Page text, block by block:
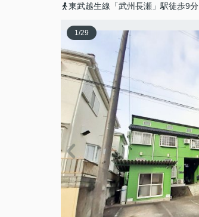
東武越生線「武州長瀬」駅徒歩9分
1/29